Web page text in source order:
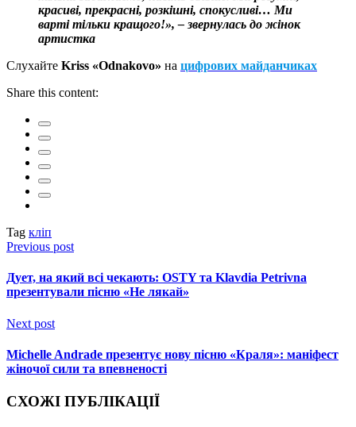
красиві, прекрасні, розкішні, спокусливі… Ми
варті тільки кращого!», – звернулась до жінок
артистка
Слухайте Kriss «Odnakovo» на цифрових майданчиках
Share this content:
Tag кліп
Previous post
Дует, на який всі чекають: OSTY та Klavdia Petrivna
презентували пісню «Не лякай»
Next post
Michelle Andrade презентує нову пісню «Краля»: маніфест
жіночої сили та впевненості
СХОЖІ ПУБЛІКАЦІЇ